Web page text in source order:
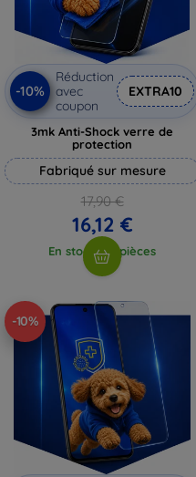
-10%
Réduction
avec
coupon
EXTRA10
3mk Anti-Shock verre de
protection
Fabriqué sur mesure
17,90 €
16,12 €
En stock > 5 pièces
-10%